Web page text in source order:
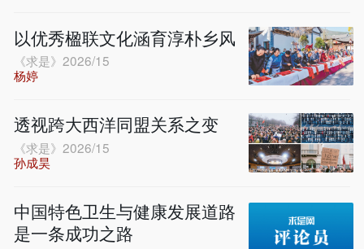
以优秀楹联文化涵育淳朴乡风
《求是》2026/15
杨婷
透视跨大西洋同盟关系之变
《求是》2026/15
孙成昊
中国特色卫生与健康发展道路
是一条成功之路